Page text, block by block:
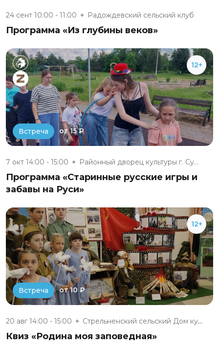
24 сент 10:00 - 11:00 Радождевский сельский клуб
Программа «Из глубины веков»
12+
Встреча от 15 ₽
7 окт 14:00 - 15:00 Районный дворец культуры г. Су...
Программа «Старинные русские игры и
забавы на Руси»
12+
Встреча от 10 ₽
20 авг 14:00 - 15:00 Стрельненский сельский Дом кул...
Квиз «Родина моя заповедная»